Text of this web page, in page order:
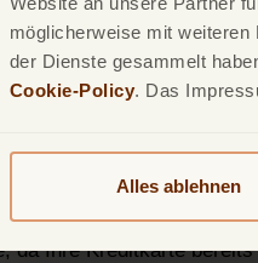
möglicherweise mit
der Dienste gesammelt
Cookie-Policy. Das
Alles ablehnen
Volle
meist über das
Online
alle Ihre
da Ihre Kreditkarte